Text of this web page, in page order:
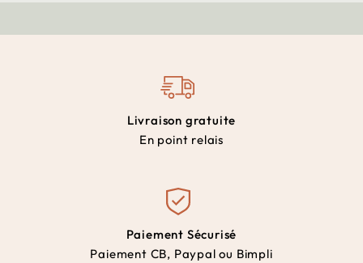
Livraison gratuite
En point relais
Paiement Sécurisé
Paiement CB, Paypal ou Bimpli